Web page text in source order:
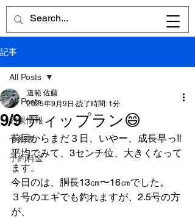
記事
All Posts
釣果情報
予約表
予約料金
All Posts
9/9 ティップラン😄
道範 佐藤
2025年9月9日 読了時間: 1分
前回からまだ３日、いやー、成長早っ‼️
平均でみて、3センチ位、大きくなって
ます。
今日のは、胴長13㎝〜16㎝でした。
３号のエギでも釣れますが、2.5号の方
が、